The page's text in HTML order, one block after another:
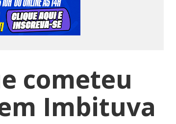
cometeu
Imbituva